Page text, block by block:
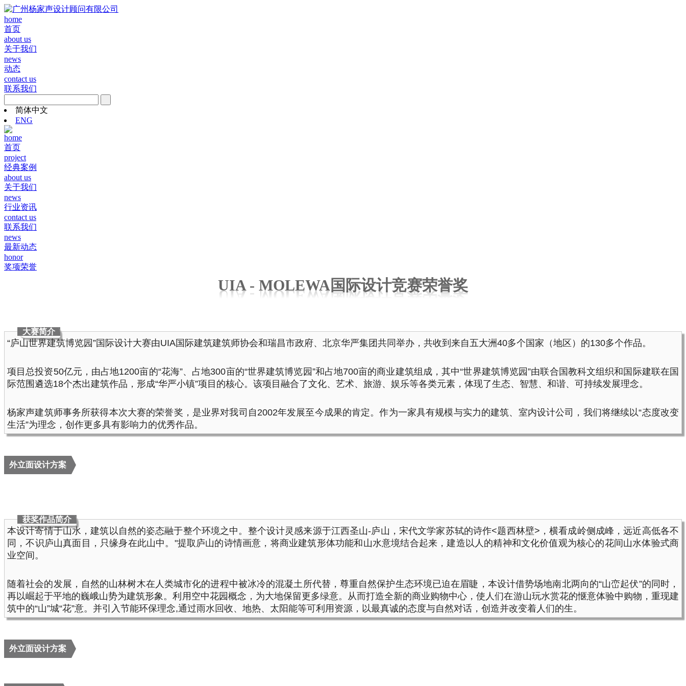
home
首页
about us
关于我们
news
动态
contact us
联系我们
简体中文
ENG
home
首页
project
经典案例
about us
关于我们
news
行业资讯
contact us
联系我们
news
最新动态
honor
奖项荣誉
UIA - MOLEWA国际设计竞赛荣誉奖
大赛简介
“庐山世界建筑博览园”国际设计大赛由UIA国际建筑建筑师协会和瑞昌市政府、北京华严集团共同举办，共收到来自五大洲40多个国家（地区）的130多个作品。
项目总投资50亿元，由占地1200亩的“花海”、占地300亩的“世界建筑博览园”和占地700亩的商业建筑组成，其中“世界建筑博览园”由联合国教科文组织和国际建联在国
际范围遴选18个杰出建筑作品，形成“华严小镇”项目的核心。该项目融合了文化、艺术、旅游、娱乐等各类元素，体现了生态、智慧、和谐、可持续发展理念。
杨家声建筑师事务所获得本次大赛的荣誉奖，是业界对我司自2002年发展至今成果的肯定。作为一家具有规模与实力的建筑、室内设计公司，我们将继续以“态度改变
生活”为理念，创作更多具有影响力的优秀作品。
外立面设计方案
获奖作品简介
本设计寄情于山水，建筑以自然的姿态融于整个环境之中。整个设计灵感来源于江西圣山-庐山，宋代文学家苏轼的诗作<题西林壁>，横看成岭侧成峰，远近高低各不
同，不识庐山真面目，只缘身在此山中。"提取庐山的诗情画意，将商业建筑形体功能和山水意境结合起来，建造以人的精神和文化价值观为核心的花间山水体验式商
业空间。
随着社会的发展，自然的山林树木在人类城市化的进程中被冰冷的混凝土所代替，尊重自然保护生态环境已迫在眉睫，本设计借势场地南北两向的“山峦起伏”的同时，
再以崛起于平地的巍峨山势为建筑形象。利用空中花园概念，为大地保留更多绿意。从而打造全新的商业购物中心，使人们在游山玩水赏花的惬意体验中购物，重现建
筑中的“山”城“花”意。并引入节能环保理念,通过雨水回收、地热、太阳能等可利用资源，以最真诚的态度与自然对话，创造并改变着人们的生。
外立面设计方案